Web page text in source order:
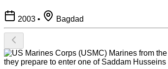
2003 • Bagdad